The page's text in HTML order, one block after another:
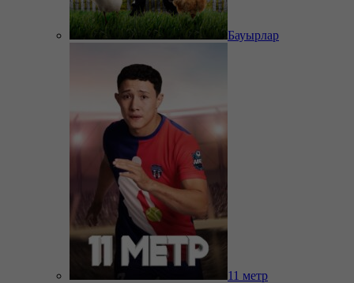
Бауырлар
11 метр